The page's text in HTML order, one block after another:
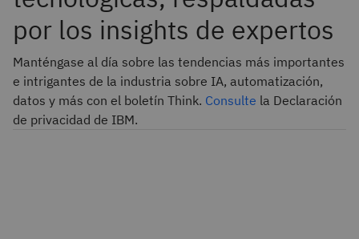
por los insights de expertos
Manténgase al día sobre las tendencias más importantes
e intrigantes de la industria sobre IA, automatización,
datos y más con el boletín Think. Consulte la Declaración
de privacidad de IBM.